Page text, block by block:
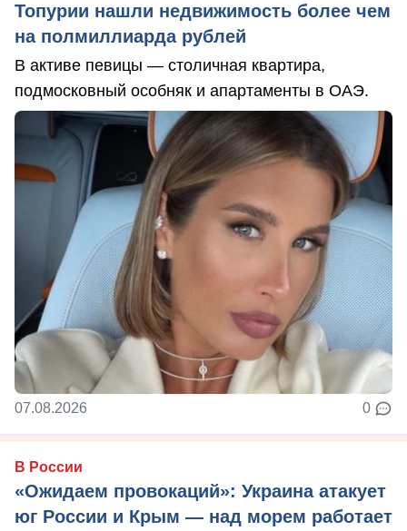
Топурии нашли недвижимость более чем
на полмиллиарда рублей
В активе певицы — столичная квартира,
подмосковный особняк и апартаменты в ОАЭ.
07.08.2026 0
В России
«Ожидаем провокаций»: Украина атакует
юг России и Крым — над морем работает